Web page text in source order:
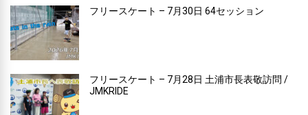
フリースケート – 7月30日 64セッション
フリースケート – 7月28日 土浦市長表敬訪問 /
JMKRIDE